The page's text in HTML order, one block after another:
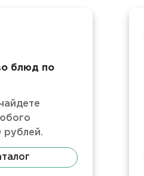
блюд по
рублей.